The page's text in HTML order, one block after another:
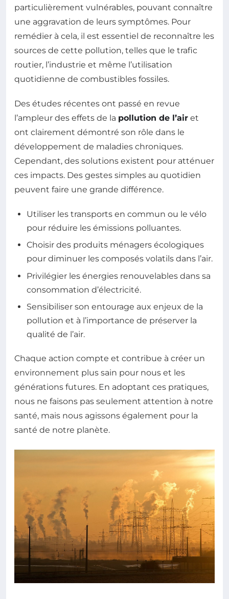
particulièrement vulnérables, pouvant connaître
une aggravation de leurs symptômes. Pour
remédier à cela, il est essentiel de reconnaître les
sources de cette pollution, telles que le trafic
routier, l’industrie et même l’utilisation
quotidienne de combustibles fossiles.
Des études récentes ont passé en revue
l’ampleur des effets de la pollution de l’air et
ont clairement démontré son rôle dans le
développement de maladies chroniques.
Cependant, des solutions existent pour atténuer
ces impacts. Des gestes simples au quotidien
peuvent faire une grande différence.
Utiliser les transports en commun ou le vélo
pour réduire les émissions polluantes.
Choisir des produits ménagers écologiques
pour diminuer les composés volatils dans l’air.
Privilégier les énergies renouvelables dans sa
consommation d’électricité.
Sensibiliser son entourage aux enjeux de la
pollution et à l’importance de préserver la
qualité de l’air.
Chaque action compte et contribue à créer un
environnement plus sain pour nous et les
générations futures. En adoptant ces pratiques,
nous ne faisons pas seulement attention à notre
santé, mais nous agissons également pour la
santé de notre planète.